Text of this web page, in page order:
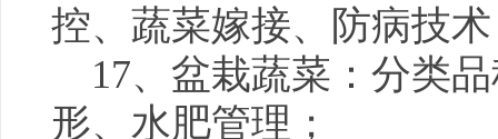
控、蔬菜嫁接、防病技
17、盆栽蔬菜：分类
形、水肥管理；